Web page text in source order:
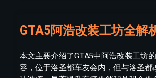
GTA5阿浩改装工坊全解
本文主要介绍了GTA5中阿浩改装工坊
容，位于洛圣都车友会内，但与洛圣